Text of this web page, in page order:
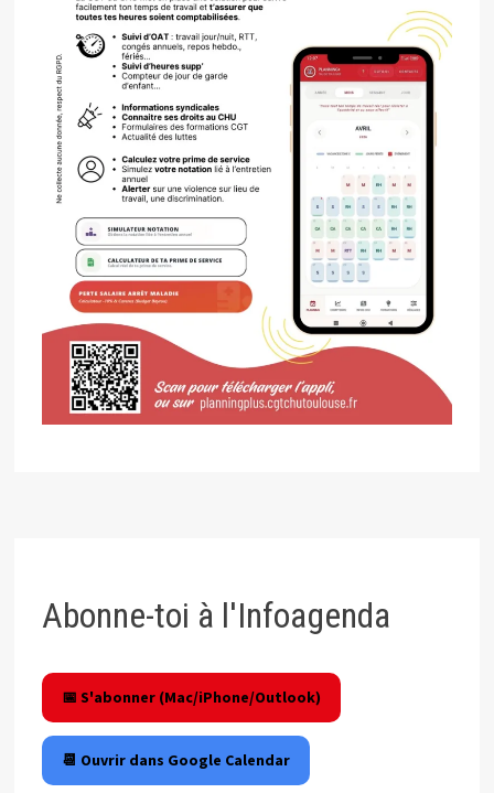
Abonne-toi à l'Infoagenda
📅 S'abonner (Mac/iPhone/Outlook)
📆 Ouvrir dans Google Calendar